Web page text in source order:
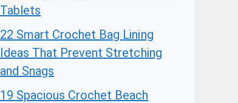
Tablets
22 Smart Crochet Bag Lining
Ideas That Prevent Stretching
and Snags
19 Spacious Crochet Beach